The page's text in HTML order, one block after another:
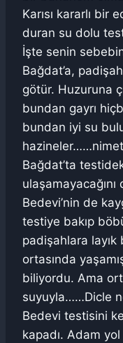
Karısı kararlı bir
duran su dolu
İşte senin
Bağdat’a,
götür. Huzuruna
bundan gayrı
bundan iyi su
Bağdat’ta
Bedevi’nin de
testiye bakıp
padişahlara layık
ortasında
biliyordu. Ama
suyuyla……Dicle
Bedevi testisini
kapadı. Adam yol